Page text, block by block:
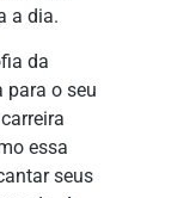
a dia.
da
para o seu
essa
seus